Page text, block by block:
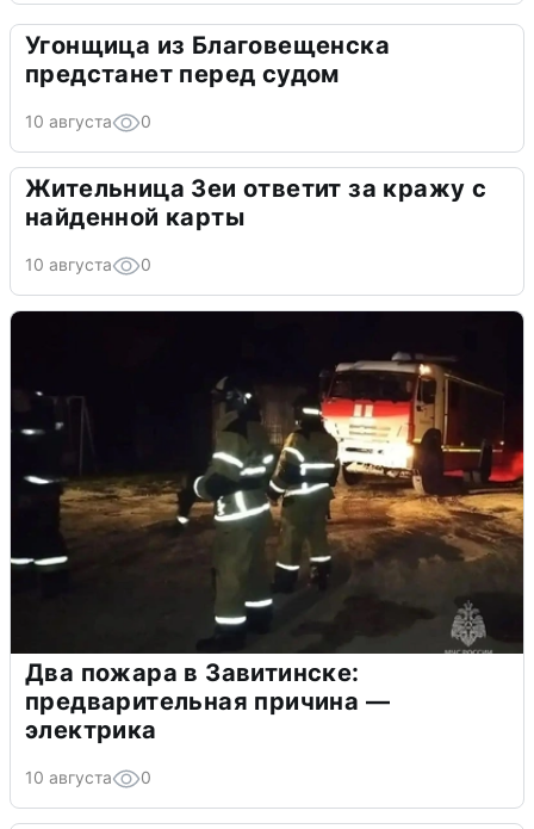
Угонщица из Благовещенска
предстанет перед судом
10 августа 0
Жительница Зеи ответит за кражу с
найденной карты
10 августа 0
Два пожара в Завитинске:
предварительная причина —
электрика
10 августа 0